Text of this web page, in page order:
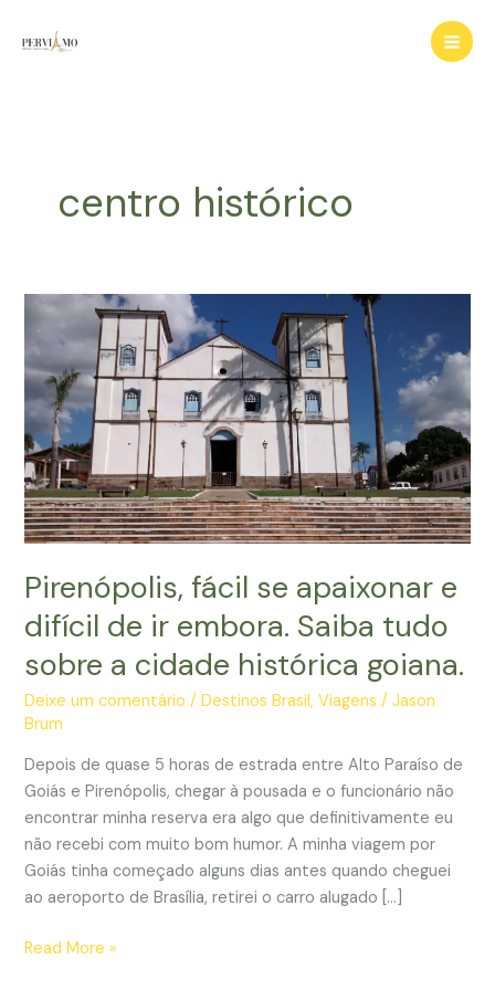
para
centro histórico
Pirenópolis, fácil se apaixonar e
difícil de ir embora. Saiba tudo
sobre a cidade histórica goiana.
Deixe um comentário /Destinos Brasil,Viagens /Jason
Brum
Depois de quase 5 horas de estrada entre Alto Paraíso de
Goiás e Pirenópolis, chegar à pousada e o funcionário não
encontrar minha reserva era algo que definitivamente eu
não recebi com muito bom humor. A minha viagem por
Goiás tinha começado alguns dias antes quando cheguei
ao aeroporto de Brasília, retirei o carro alugado […]
Pirenópolis,
Read More »